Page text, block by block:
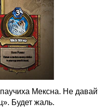
Мексна. Не
Будет жаль.